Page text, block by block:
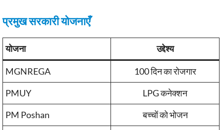
प्रमुख सरकारी योजनाएँ
योजना उद्देश्य
MGNREGA
100 दिन का रोजगार
PMUY
LPG कनेक्शन
PM Poshan
बच्चों को भोजन